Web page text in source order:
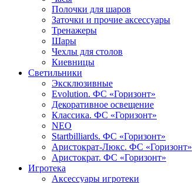
Полочки для шаров
Заточки и прочие аксессуары
Тренажеры
Шары
Чехлы для столов
Киевницы
Светильники
Эксклюзивные
Evolution. ФС «Горизонт»
Декоративное освещение
Классика. ФС «Горизонт»
NEO
Startbilliards. ФС «Горизонт»
Аристократ-Люкс. ФС «Горизонт»
Аристократ. ФС «Горизонт»
Игротека
Аксессуары игротеки